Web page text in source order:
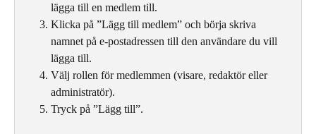
lägga till en medlem till.
Klicka på ”Lägg till medlem” och börja skriva
namnet på e-postadressen till den användare du vill
lägga till.
Välj rollen för medlemmen (visare, redaktör eller
administratör).
Tryck på ”Lägg till”.